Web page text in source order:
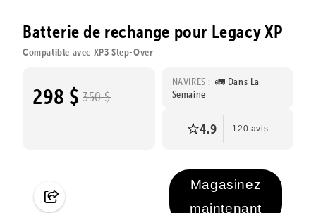
Batterie de rechange pour Legacy XP
Compatible avec XP3 Step-Over
298 $ 350 $
NAVIRES : 🚛 Dans La
Semaine
4.9 120 avis
Magasinez
maintenant